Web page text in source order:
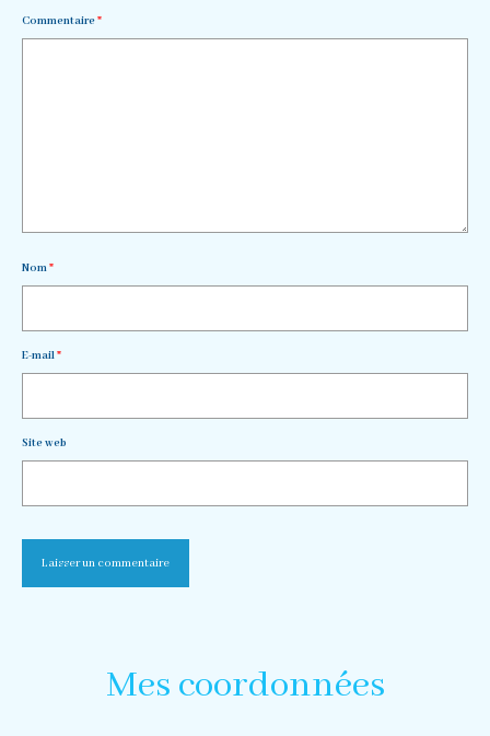
Commentaire*
Nom*
E-mail*
Site web
Mes coordonnées